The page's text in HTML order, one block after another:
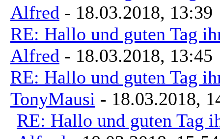
Alfred - 18.03.2018, 13:39
RE: Hallo und guten Tag
Alfred - 18.03.2018, 13:45
RE: Hallo und guten Tag
TonyMausi - 18.03.2018,
RE: Hallo und guten Tag